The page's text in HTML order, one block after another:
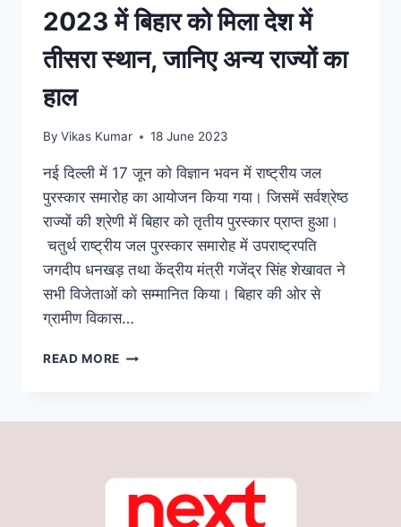
2023 में बिहार को मिला देश में
तीसरा स्थान, जानिए अन्य राज्यों का
हाल
By Vikas Kumar 18 June 2023
नई दिल्ली में 17 जून को विज्ञान भवन में राष्ट्रीय जल
पुरस्कार समारोह का आयोजन किया गया। जिसमें सर्वश्रेष्ठ
राज्यों की श्रेणी में बिहार को तृतीय पुरस्कार प्राप्त हुआ।
चतुर्थ राष्ट्रीय जल पुरस्कार समारोह में उपराष्ट्रपति
जगदीप धनखड़ तथा केंद्रीय मंत्री गजेंद्र सिंह शेखावत ने
सभी विजेताओं को सम्मानित किया। बिहार की ओर से
ग्रामीण विकास…
READ MORE NATIONAL